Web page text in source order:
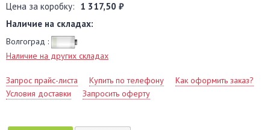
Цена за коробку: 1 317,50 ₽
Наличие на складах:
Волгоград :
Наличие на других складах
Запрос прайс-листа Купить по телефону
Как оформить заказ?
Условия доставки
Запросить оферту